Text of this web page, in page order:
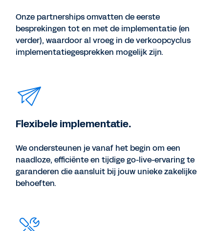
Onze partnerships omvatten de eerste
besprekingen tot en met de implementatie (en
verder), waardoor al vroeg in de verkoopcyclus
implementatiegesprekken mogelijk zijn.
Flexibele implementatie.
We ondersteunen je vanaf het begin om een ​​
naadloze, efficiënte en tijdige go-live-ervaring te
garanderen die aansluit bij jouw unieke zakelijke
behoeften.